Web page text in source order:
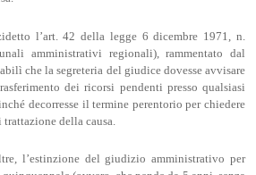
l’art. 42 della legge 6 dicembre 1971, n.
amministrativi regionali), rammentato dal
che la segreteria del giudice dovesse avvisare
dei ricorsi pendenti presso qualsiasi
decorresse il termine perentorio per chiedere
della causa.
l’estinzione del giudizio amministrativo per